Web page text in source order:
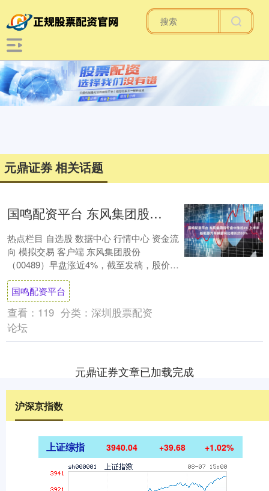
元鼎证券 相关话题
国鸣配资平台 东风集团股份盘中涨近4% 上半年新能源汽车销量同比增长约33%
热点栏目 自选股 数据中心 行情中心 资金流
向 模拟交易 客户端 东风集团股份
（00489）早盘涨近4%，截至发稿，股价上
涨2.27%，现报3.61港元，成交额....
国鸣配资平台
查看： 119 分类： 深圳股票配资
论坛
元鼎证券文章已加载完成
沪深京指数
上证综指 3940.04 +39.68 +1.02%